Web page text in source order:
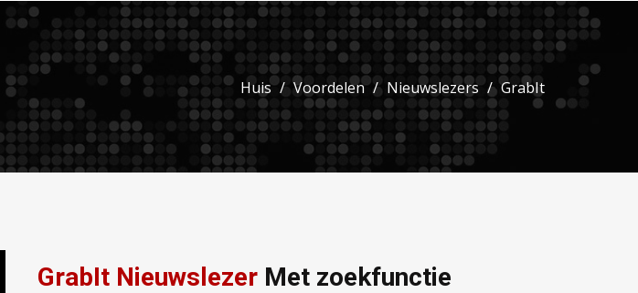
Huis Voordelen Nieuwslezers GrabIt
GrabIt Nieuwslezer Met zoekfunctie